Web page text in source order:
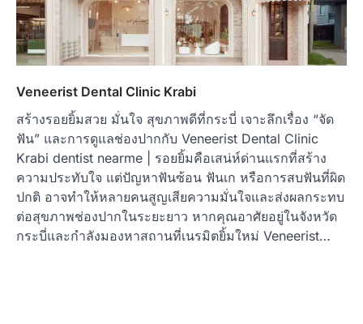
Veneerist Dental Clinic Krabi
สร้างรอยยิ้มสวย มั่นใจ สุขภาพดีที่กระบี่ เจาะลึกเรื่อง “จัด
ฟัน” และการดูแลช่องปากกับ Veneerist Dental Clinic
Krabi dentist nearme | รอยยิ้มคือเสน่ห์ด่านแรกที่สร้าง
ความประทับใจ แต่ปัญหาฟันซ้อน ฟันเก หรือการสบฟันที่ผิด
ปกติ อาจทำให้หลายคนสูญเสียความมั่นใจและส่งผลกระทบ
ต่อสุขภาพช่องปากในระยะยาว หากคุณอาศัยอยู่ในจังหวัด
กระบี่และกำลังมองหาสถานที่เนรมิตยิ้มใหม่ Veneerist…